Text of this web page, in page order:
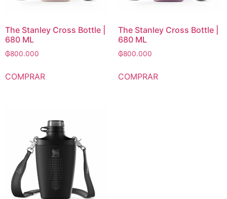
The Stanley Cross Bottle |
680 ML
₲800.000
COMPRAR
The Stanley Cross Bottle |
680 ML
₲800.000
COMPRAR